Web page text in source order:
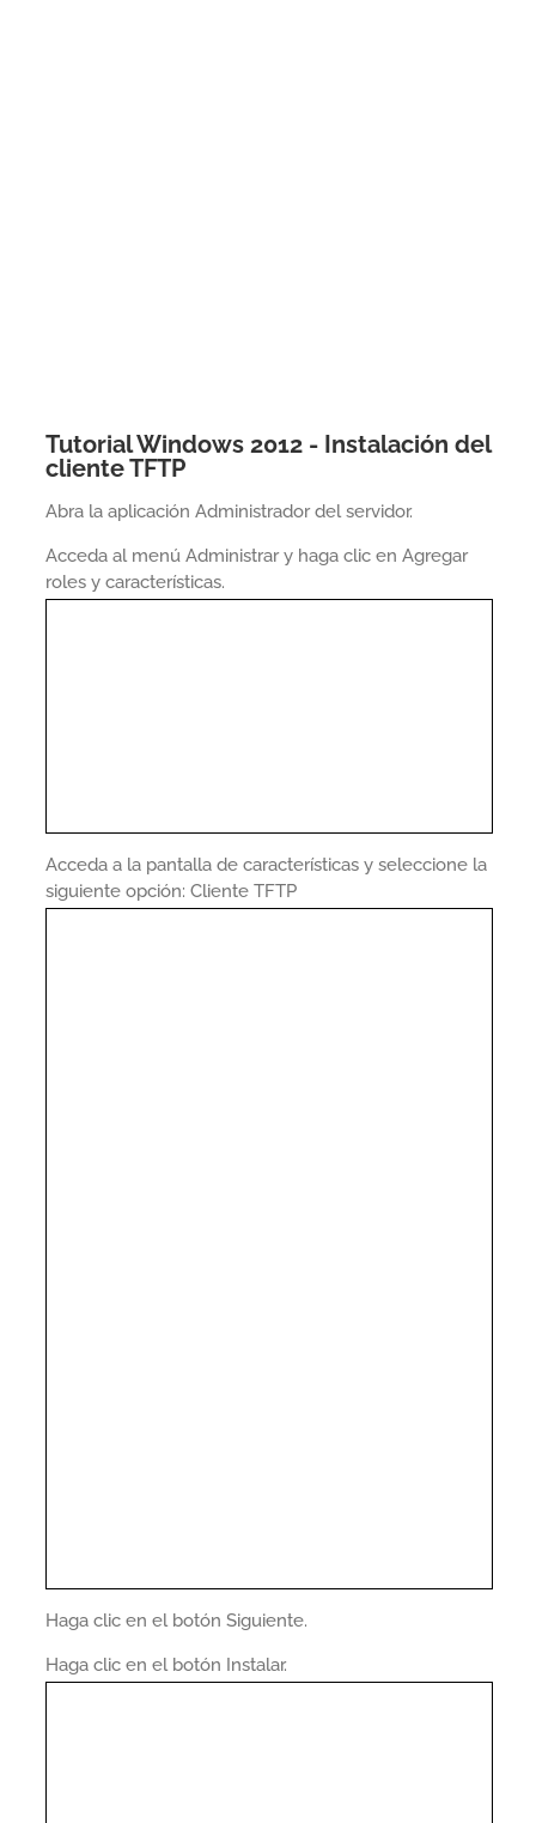
Tutorial Windows 2012 - Instalación del
cliente TFTP
Abra la aplicación Administrador del servidor.
Acceda al menú Administrar y haga clic en Agregar
roles y características.
Acceda a la pantalla de características y seleccione la
siguiente opción: Cliente TFTP
Haga clic en el botón Siguiente.
Haga clic en el botón Instalar.